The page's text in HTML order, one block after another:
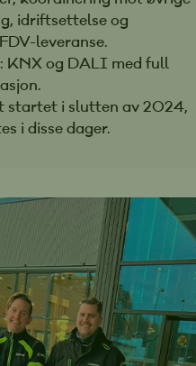
idriftsettelse og
leveranse.
KNX og DALI med full
startet i slutten av 2024,
i disse dager.